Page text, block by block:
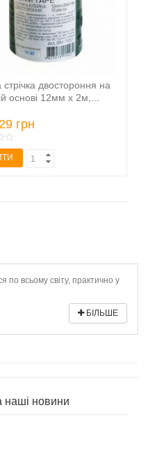
по всьому світу, практично у
БІЛЬШЕ
стрічка двостороння на
основі 12мм х 2м,...
грн
наші новини